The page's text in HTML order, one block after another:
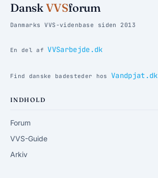
DanskVVSforum
Danmarks VVS-videnbase siden 2013
En del af VVSarbejde.dk
Find danske badesteder hos Vandpjat.dk
INDHOLD
Forum
VVS-Guide
Arkiv